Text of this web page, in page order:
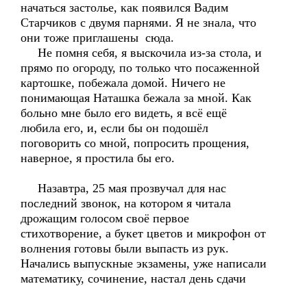
начаться застолье, как появился Вадим
Старчиков с двумя парнями. Я не знала, что
они тоже приглашены сюда.
Не помня себя, я выскочила из-за стола, и
прямо по огороду, по только что посаженной
картошке, побежала домой. Ничего не
понимающая Наташка бежала за мной. Как
больно мне было его видеть, я всё ещё
любила его, и, если бы он подошёл
поговорить со мной, попросить прощения,
наверное, я простила бы его.
Назавтра, 25 мая прозвучал для нас
последний звонок, на котором я читала
дрожащим голосом своё первое
стихотворение, а букет цветов и микрофон от
волнения готовы были выпасть из рук.
Начались выпускные экзамены, уже написали
математику, сочинение, настал день сдачи